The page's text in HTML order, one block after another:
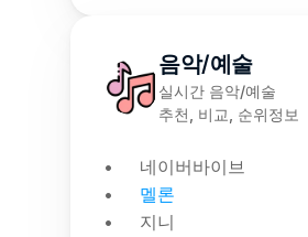
음악/예술
실시간 음악/예술
추천, 비교, 순위정보
네이버바이브
멜론
지니